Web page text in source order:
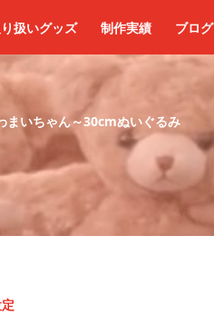
扱いグッズ 制作実績 ブログ
まいちゃん～30cmぬいぐるみ